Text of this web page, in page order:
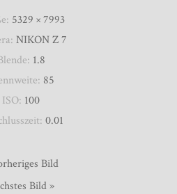
5329 × 7993
NIKON Z 7
1.8
85
ISO: 100
0.01
Bild
Bild »